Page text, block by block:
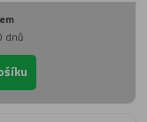
dnů